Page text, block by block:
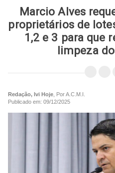
Marcio Alves
proprietários de
1,2 e 3 para que
limpeza
Redação, Ivi Hoje , Por A.C.M.I.
Publicado em: 09/12/2025